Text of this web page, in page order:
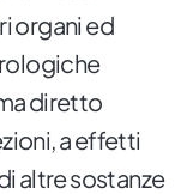
organi ed
diretto
a effetti
altre sostanze